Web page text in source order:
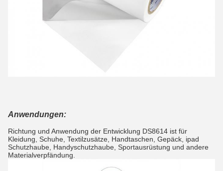
Anwendungen:
Richtung und Anwendung der Entwicklung DS8614 ist für
Kleidung, Schuhe, Textilzusätze, Handtaschen, Gepäck, ipad
Schutzhaube, Handyschutzhaube, Sportausrüstung und andere
Materialverpfändung.